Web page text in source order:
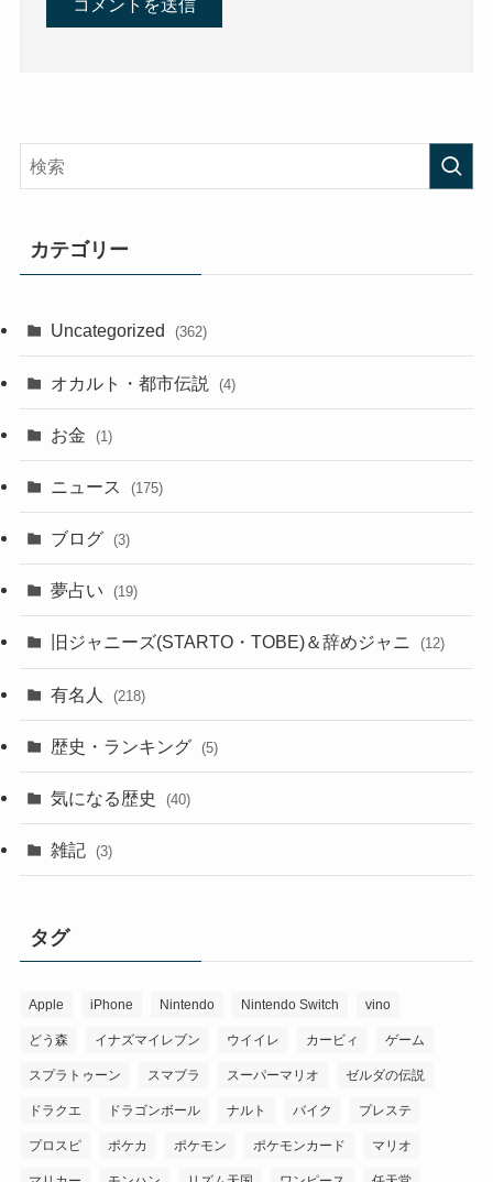
カテゴリー
Uncategorized (362)
オカルト・都市伝説 (4)
お金 (1)
ニュース (175)
ブログ (3)
夢占い (19)
旧ジャニーズ(STARTO・TOBE)＆辞めジャニ (12)
有名人 (218)
歴史・ランキング (5)
気になる歴史 (40)
雑記 (3)
タグ
Apple iPhone Nintendo Nintendo Switch vino
どう森 イナズマイレブン ウイイレ カービィ ゲーム
スプラトゥーン スマブラ スーパーマリオ ゼルダの伝説
ドラクエ ドラゴンボール ナルト バイク プレステ
プロスピ ポケカ ポケモン ポケモンカード マリオ